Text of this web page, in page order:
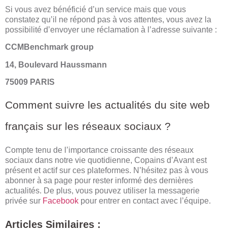
Si vous avez bénéficié d’un service mais que vous
constatez qu’il ne répond pas à vos attentes, vous avez la
possibilité d’envoyer une réclamation à l’adresse suivante :
CCMBenchmark group
14, Boulevard Haussmann
75009 PARIS
Comment suivre les actualités du site web
français sur les réseaux sociaux ?
Compte tenu de l’importance croissante des réseaux
sociaux dans notre vie quotidienne, Copains d’Avant est
présent et actif sur ces plateformes. N’hésitez pas à vous
abonner à sa page pour rester informé des dernières
actualités. De plus, vous pouvez utiliser la messagerie
privée sur Facebook pour entrer en contact avec l’équipe.
Articles Similaires :